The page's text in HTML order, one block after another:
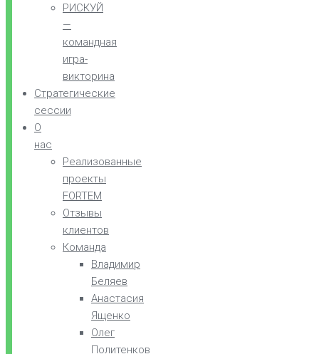
РИСКУЙ
—
командная
игра-
викторина
Стратегические
сессии
О
нас
Реализованные
проекты
FORTEM
Отзывы
клиентов
Команда
Владимир
Беляев
Анастасия
Ященко
Олег
Политенков